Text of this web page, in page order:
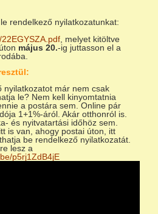
rendelkező nyilatkozatunkat:
, melyet kitöltve
május 20.-ig juttasson el a
nyilatkozatot már nem csak
le? Nem kell kinyomtatnia
a postára sem. Online pár
1+1%-áról. Akár otthonról is.
és nyitvatartási időhöz sem.
is van, ahogy postai úton, itt
be rendelkező nyilatkozatát.
lesz a
p5rj1ZdB4jE